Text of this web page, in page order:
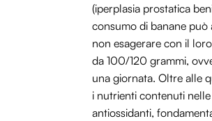
(iperplasia prostatica
consumo di banane
non esagerare con il
da 100/120 grammi,
una giornata. Oltre alle
i nutrienti contenuti
antiossidanti,